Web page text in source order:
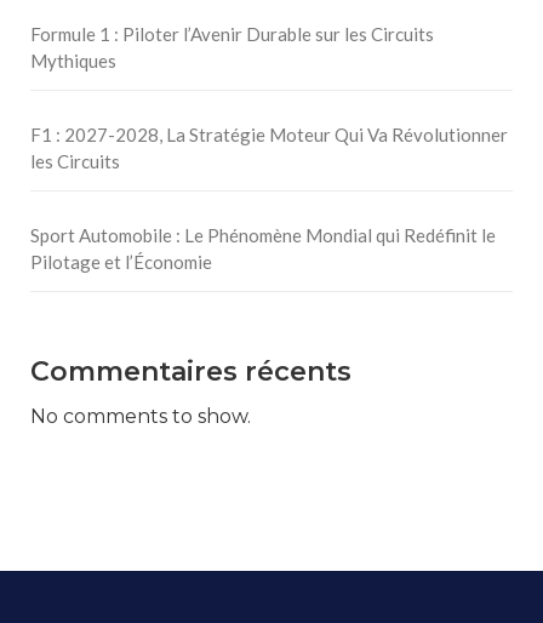
Formule 1 : Piloter l’Avenir Durable sur les Circuits
Mythiques
F1 : 2027-2028, La Stratégie Moteur Qui Va Révolutionner
les Circuits
Sport Automobile : Le Phénomène Mondial qui Redéfinit le
Pilotage et l’Économie
Commentaires récents
No comments to show.